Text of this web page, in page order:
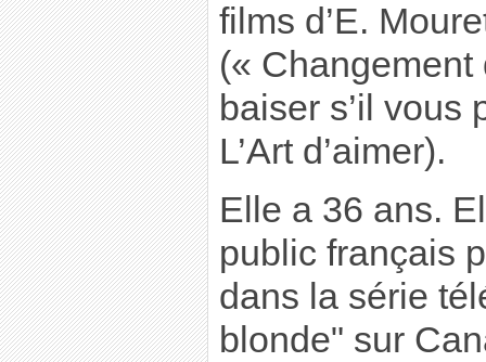
films d’E.
(« Changement
baiser s’il vous
L’Art d’aimer).
Elle a 36 ans.
public français
dans la série
blonde" sur